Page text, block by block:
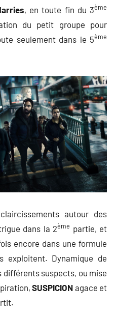
, en toute fin du 3ème
du petit groupe pour
seulement dans le 5ème
autour des
dans la 2ème partie, et
encore dans une formule
exploitent. Dynamique de
suspects, ou mise
SUSPICION agace et